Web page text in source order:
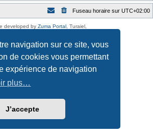
navigation sur ce site, vous
de cookies vous permettant
expérience de navigation
plus…
J’accepte
Fuseau horaire sur UTC+02:00
developed by Zuma Portal , Turaiel,
française officielle ©Qiaeru